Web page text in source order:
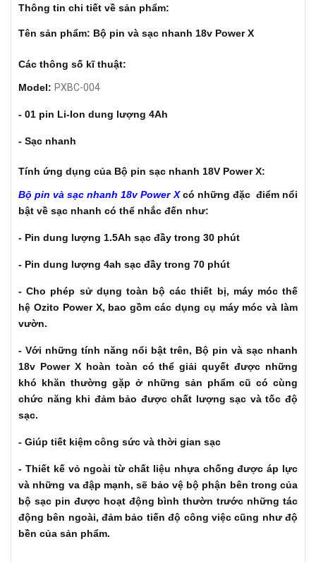
Thông tin chi tiết về sản phẩm:
Tên sản phẩm: Bộ pin và sạc nhanh 18v Power X
Các thông số kĩ thuật:
Model: PXBC-004
- 01 pin Li-Ion dung lượng 4Ah
- Sạc nhanh
Tính ứng dụng của Bộ pin sạc nhanh 18V Power X:
Bộ pin và sạc nhanh 18v Power Xcó những đặc điểm nổi
bật về sạc nhanh có thể nhắc đến như:
- Pin dung lượng 1.5Ah sạc đầy trong 30 phút
- Pin dung lượng 4ah sạc đầy trong 70 phút
- Cho phép sử dụng toàn bộ các thiết bị, máy móc thế
hệ Ozito Power X, bao gồm các dụng cụ máy móc và làm
vườn.
- Với những tính năng nổi bật trên, Bộ pin và sạc nhanh
18v Power Xhoàn toàn có thể giải quyết được những
khó khăn thường gặp ở những sản phẩm cũ có cùng
chức năng khi đảm bảo được chất lượng sạc và tốc độ
sạc.
- Giúp tiết kiệm công sức và thời gian sạc
- Thiết kế vỏ ngoài từ chất liệu nhựa chống được áp lực
và những va đập mạnh, sẽ bảo vệ bộ phận bên trong của
bộ sạc pin được hoạt động bình thườn trước những tác
động bên ngoài, đảm bảo tiến độ công việc cũng như độ
bền của sản phẩm.